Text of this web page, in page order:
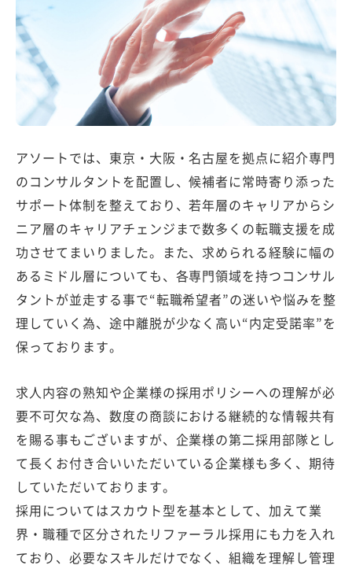
アソートでは、東京・大阪・名古屋を拠点に紹介専門
のコンサルタントを配置し、候補者に常時寄り添った
サポート体制を整えており、若年層のキャリアからシ
ニア層のキャリアチェンジまで数多くの転職支援を成
功させてまいりました。また、求められる経験に幅の
あるミドル層についても、各専門領域を持つコンサル
タントが並走する事で“転職希望者”の迷いや悩みを整
理していく為、途中離脱が少なく高い“内定受諾率”を
保っております。
求人内容の熟知や企業様の採用ポリシーへの理解が必
要不可欠な為、数度の商談における継続的な情報共有
を賜る事もございますが、企業様の第二採用部隊とし
て長くお付き合いいただいている企業様も多く、期待
していただいております。
採用についてはスカウト型を基本として、加えて業
界・職種で区分されたリファーラル採用にも力を入れ
ており、必要なスキルだけでなく、組織を理解し管理